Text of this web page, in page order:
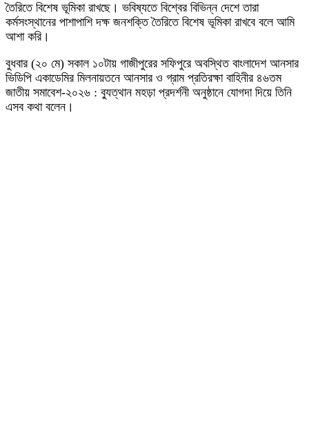
তৈরিতে বিশেষ ভূমিকা রাখছে। ভবিষ্যতে বিশ্বের বিভিন্ন দেশে তারা
কর্মসংস্থানের পাশাপাশি দক্ষ জনশক্তি তৈরিতে বিশেষ ভূমিকা রাখবে বলে আমি
আশা করি।
বুধবার (২০ মে) সকাল ১০টায় গাজীপুরের সফিপুরে অবস্থিত বাংলাদেশ আনসার
ভিডিপি একাডেমির মিলনায়তনে আনসার ও গ্রাম প্রতিরক্ষা বাহিনীর ৪৬তম
জাতীয় সমাবেশ-২০২৬ : ব্যুত্থান মহড়া প্রদর্শনী অনুষ্ঠানে যোগদা দিয়ে তিনি
এসব কথা বলেন।